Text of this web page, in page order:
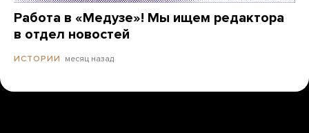
Работа в «Медузе»! Мы ищем редактора
в отдел новостей
ИСТОРИИ месяц назад